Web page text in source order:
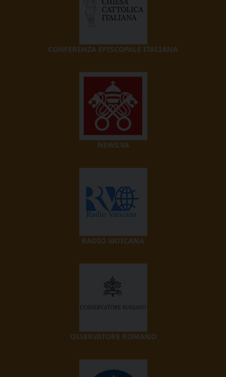
CONFERENZA EPISCOPALE ITALIANA
NEWS.VA
RADIO VATICANA
OSSERVATORE ROMANO